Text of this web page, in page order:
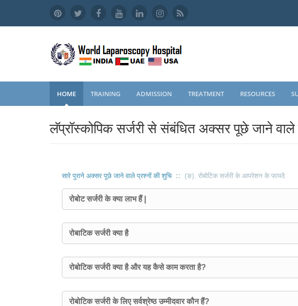
HOME TRAINING ADMISSION TREATMENT RESOURCES
लॅप्रॉस्कोपिक सर्जरी से संबंधित अक्सर पूछे जाने
सारे पुराने अक्सर पूछे जाने वाले प्रश्नों की शुचि :: (ङ). रोबोटिक सर्जरी के आपरेशन के फायदे
रोबोट सर्जरी के क्या लाभ हैं |
रोबाटिक सर्जरी क्या है
रोबोटिक सर्जरी क्या है और यह कैसे काम करता है?
रोबोटिक सर्जरी के लिए सर्वश्रेष्ठ उम्मीदवार कौन हैं?